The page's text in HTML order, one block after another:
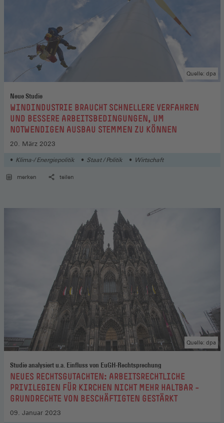
Neue Studie
:WINDINDUSTRIE BRAUCHT SCHNELLERE VERFAHREN
UND BESSERE ARBEITSBEDINGUNGEN, UM
NOTWENDIGEN AUSBAU STEMMEN ZU KÖNNEN
Quelle: dpa
20. März 2023
Klima-/ Energiepolitik Staat / Politik Wirtschaft
merken teilen
Studie analysiert u.a. Einfluss von EuGH-Rechtsprechung
:NEUES RECHTSGUTACHTEN: ARBEITSRECHTLICHE
PRIVILEGIEN FÜR KIRCHEN NICHT MEHR HALTBAR –
GRUNDRECHTE VON BESCHÄFTIGTEN GESTÄRKT
Quelle: dpa
09. Januar 2023